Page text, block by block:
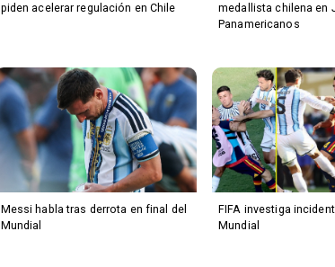
piden acelerar regulación en Chile
medallista chilena en
Panamericanos
Messi habla tras derrota en final del
Mundial
FIFA investiga
Mundial